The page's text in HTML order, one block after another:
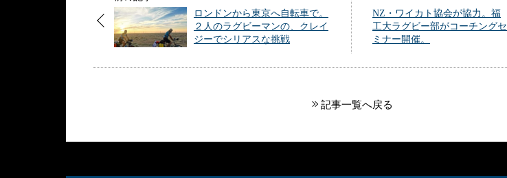
ロンドンから東京へ自転車で。
２人のラグビーマンの、クレイ
ジーでシリアスな挑戦
NZ・ワイカト協会が協力。福
工大ラグビー部がコーチングセ
ミナー開催。
記事一覧へ戻る